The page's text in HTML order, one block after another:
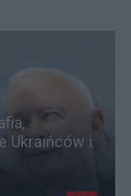
Ukraińców i